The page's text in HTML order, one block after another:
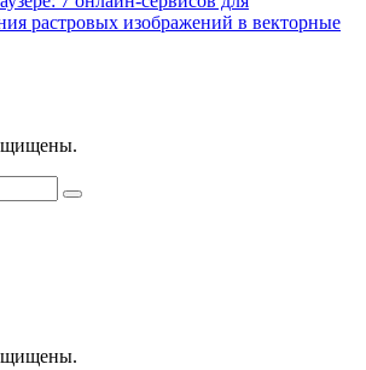
растровых изображений в векторные